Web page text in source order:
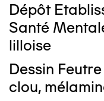
Dépôt
Santé
lilloise
Dessin
clou,